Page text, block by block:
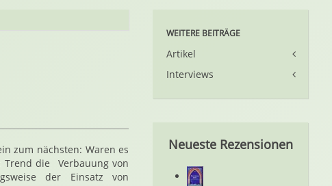
zum nächsten: Waren es
Trend die Verbauung von
der Einsatz von
WEITERE BEITRÄGE
Artikel
Interviews
Neueste Rezensionen